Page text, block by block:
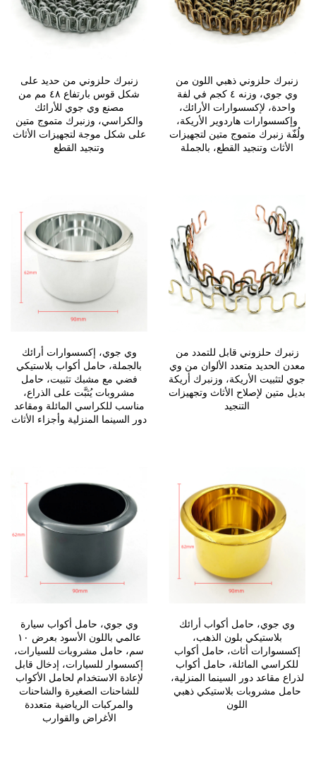
زنبرك حلزوني ذهبي اللون من
وي جوي، وزنه ٤ كجم في لفة
واحدة، لإكسسوارات الأرائك،
وإكسسوارات هاردوير الأريكة،
ولُفّة زنبرك متموج متين لتجهيزات
الأثاث وتنجيد القطع، بالجملة
زنبرك حلزوني من حديد على
شكل قوس بارتفاع ٤٨ مم من
مصنع وي جوي للأرائك
والكراسي، وزنبرك متموج متين
على شكل موجة لتجهيزات الأثاث
وتنجيد القطع
زنبرك حلزوني قابل للتمدد من
معدن الحديد متعدد الألوان من وي
جوي لتثبيت الأريكة، وزنبرك أريكة
بديل متين لإصلاح الأثاث وتجهيزات
التنجيد
وي جوي، إكسسوارات أرائك
بالجملة، حامل أكواب بلاستيكي
فضي مع مشبك تثبيت، حامل
مشروبات يُثبَّت على الذراع،
مناسب للكراسي المائلة ومقاعد
دور السينما المنزلية وأجزاء الأثاث
وي جوي، حامل أكواب أرائك
بلاستيكي بلون الذهب،
إكسسوارات أثاث، حامل أكواب
للكراسي المائلة، حامل أكواب
لذراع مقاعد دور السينما المنزلية،
حامل مشروبات بلاستيكي ذهبي
اللون
وي جوي، حامل أكواب سيارة
عالمي باللون الأسود بعرض ١٠
سم، حامل مشروبات للسيارات،
إكسسوار للسيارات، إدخال قابل
لإعادة الاستخدام لحامل الأكواب
للشاحنات الصغيرة والشاحنات
والمركبات الرياضية متعددة
الأغراض والقوارب